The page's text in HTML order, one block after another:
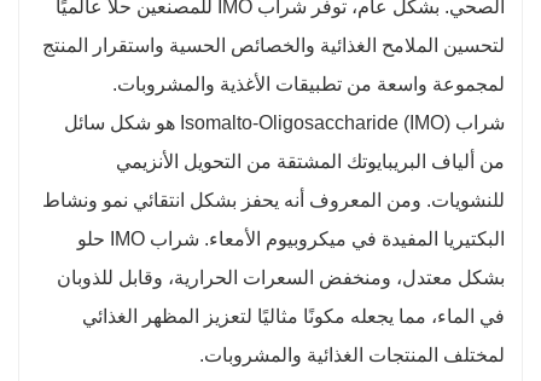
الصحي. بشكل عام، توفر شراب IMO للمصنعين حلاً عالميًا
لتحسين الملامح الغذائية والخصائص الحسية واستقرار المنتج
لمجموعة واسعة من تطبيقات الأغذية والمشروبات.
شراب Isomalto-Oligosaccharide (IMO) هو شكل سائل
من ألياف البريبايوتك المشتقة من التحويل الأنزيمي
للنشويات. ومن المعروف أنه يحفز بشكل انتقائي نمو ونشاط
البكتيريا المفيدة في ميكروبيوم الأمعاء. شراب IMO حلو
بشكل معتدل، ومنخفض السعرات الحرارية، وقابل للذوبان
في الماء، مما يجعله مكونًا مثاليًا لتعزيز المظهر الغذائي
لمختلف المنتجات الغذائية والمشروبات.